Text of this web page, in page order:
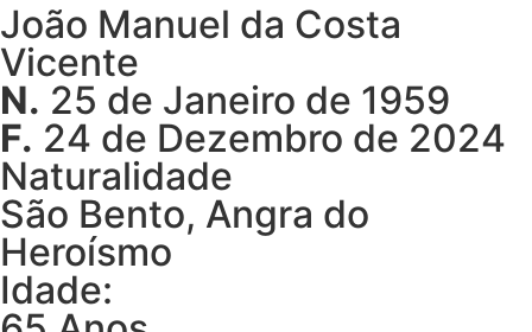
João Manuel da Costa
Vicente
N. 25 de Janeiro de 1959
F. 24 de Dezembro de 2024
Naturalidade
São Bento, Angra do
Heroísmo
Idade: